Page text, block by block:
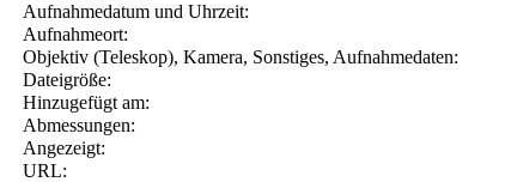
Aufnahmedatum und Uhrzeit:
Aufnahmeort:
Objektiv (Teleskop), Kamera, Sonstiges, Aufnahmedaten:
Dateigröße:
Hinzugefügt am:
Abmessungen:
Angezeigt:
URL: